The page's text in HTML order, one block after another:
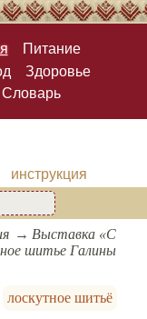
Питание
Здоровье
Словарь
инструкция
Выставка «С
шитье Галины
лоскутное шитьё